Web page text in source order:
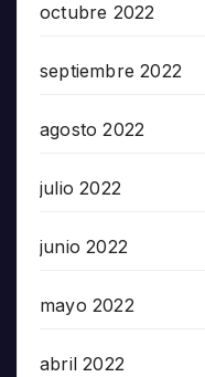
octubre 2022
septiembre 2022
agosto 2022
julio 2022
junio 2022
mayo 2022
abril 2022